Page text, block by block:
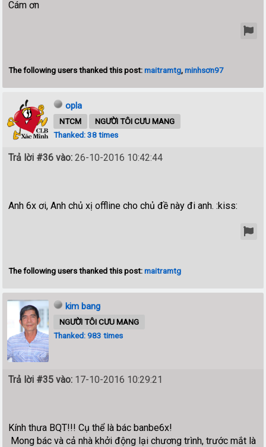
Cám ơn
The following users thanked this post:maitramtg,minhsơn97
opla
NTCM
NGƯỜI TÔI CƯU MANG
Thanked: 38 times
Trả lời #36 vào: 26-10-2016 10:42:44
Anh 6x ơi, Anh chủ xị offline cho chủ đề này đi anh. :kiss:
The following users thanked this post:maitramtg
kim bang
NGƯỜI TÔI CƯU MANG
Thanked: 983 times
Trả lời #35 vào: 17-10-2016 10:29:21
Kính thưa BQT!!! Cụ thể là bác banbe6x!
Mong bác và cả nhà khởi động lại chương trình, trước mắt là